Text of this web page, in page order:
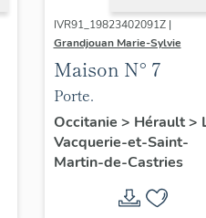
IVR91_19823402091Z |
Grandjouan Marie-Sylvie
Maison N° 7
Porte.
Occitanie > Hérault>
Vacquerie-et-Saint-
Martin-de-Castries